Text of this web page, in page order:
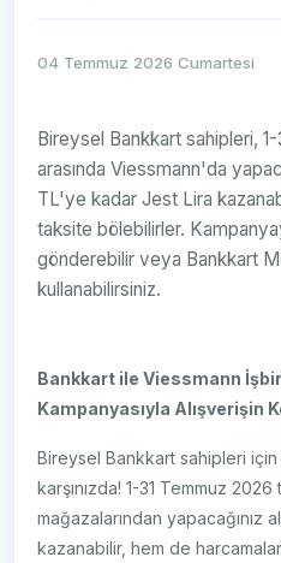
04 Temmuz 2026 Cumartesi
Bireysel Bankkart sahipleri,
arasında Viessmann'da
TL'ye kadar Jest Lira
taksite bölebilirler.
gönderebilir veya Bankkart
kullanabilirsiniz.
Bankkart ile Viessmann
Kampanyasıyla Alışverişin
Bireysel Bankkart sahipleri için
karşınızda! 1-31 Temmuz
mağazalarından yapacağınız
kazanabilir, hem de